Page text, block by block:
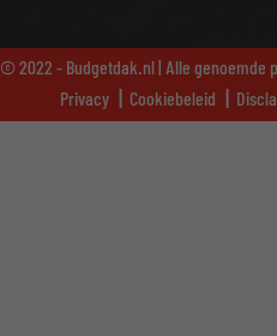
© 2022 - Budgetdak.nl | Alle genoemde
Privacy
Cookiebeleid